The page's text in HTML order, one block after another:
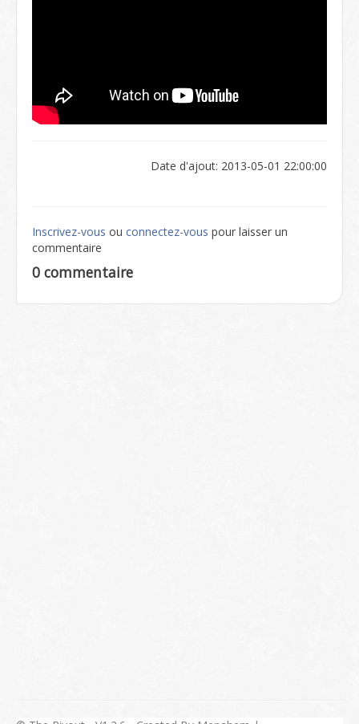
Date d'ajout: 2013-05-01 22:00:00
Inscrivez-vous ou connectez-vous pour laisser un
commentaire
0 commentaire